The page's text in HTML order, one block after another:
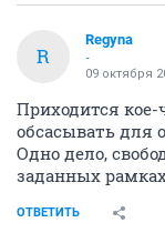
R
Regyna
-
09 октября
Приходится
обсасывать для
Одно дело,
заданных
ОТВЕТИТЬ